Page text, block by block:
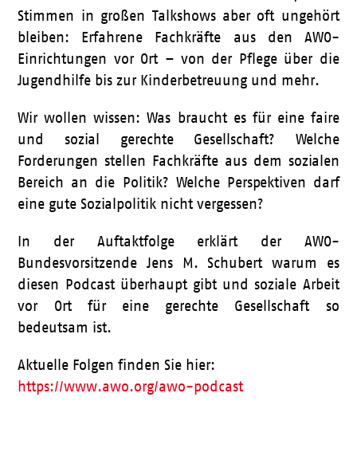
Stimmen in großen Talkshows aber oft ungehört
bleiben: Erfahrene Fachkräfte aus den AWO-
Einrichtungen vor Ort – von der Pflege über die
Jugendhilfe bis zur Kinderbetreuung und mehr.
Wir wollen wissen: Was braucht es für eine faire
und sozial gerechte Gesellschaft? Welche
Forderungen stellen Fachkräfte aus dem sozialen
Bereich an die Politik? Welche Perspektiven darf
eine gute Sozialpolitik nicht vergessen?
In der Auftaktfolge erklärt der AWO-
Bundesvorsitzende Jens M. Schubert warum es
diesen Podcast überhaupt gibt und soziale Arbeit
vor Ort für eine gerechte Gesellschaft so
bedeutsam ist.
Aktuelle Folgen finden Sie hier:
https://www.awo.org/awo-podcast